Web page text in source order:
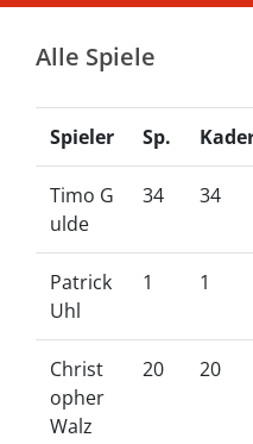
Alle Spiele
Spieler Sp.
Timo G
ulde
34 34
Patrick
Uhl
1 1
Christ
opher
Walz
20 20